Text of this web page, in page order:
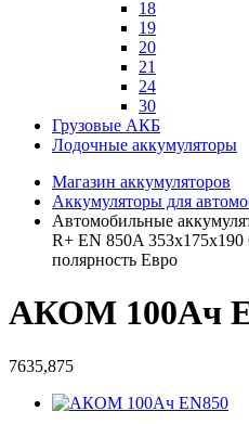
18
19
20
21
24
30
Грузовые АКБ
Лодочные аккумуляторы
Магазин аккумуляторов
Аккумуляторы для
Автомобильные
R+ EN 850A
полярность Евро
АКОМ 100Ач
7635,875